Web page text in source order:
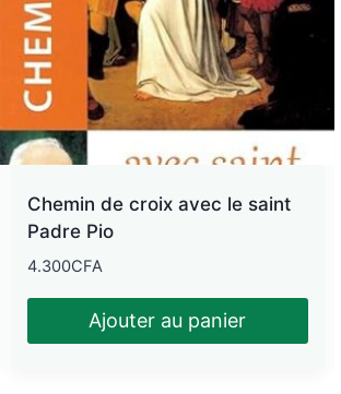
Chemin de croix avec le saint
Padre Pio
4.300CFA
Ajouter au panier